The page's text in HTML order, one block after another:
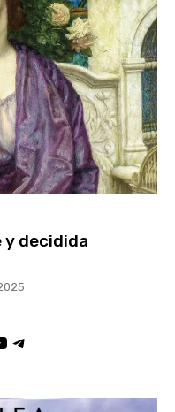
y decidida
Telegram